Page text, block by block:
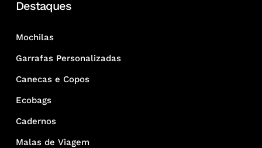
Destaques
Mochilas
Garrafas Personalizadas
Canecas e Copos
Ecobags
Cadernos
Malas de Viagem